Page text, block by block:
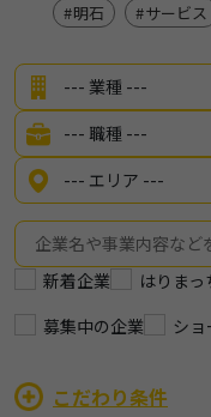
明石
サービス
新着企業 はりま
募集中の企業
シ
こだわり条件